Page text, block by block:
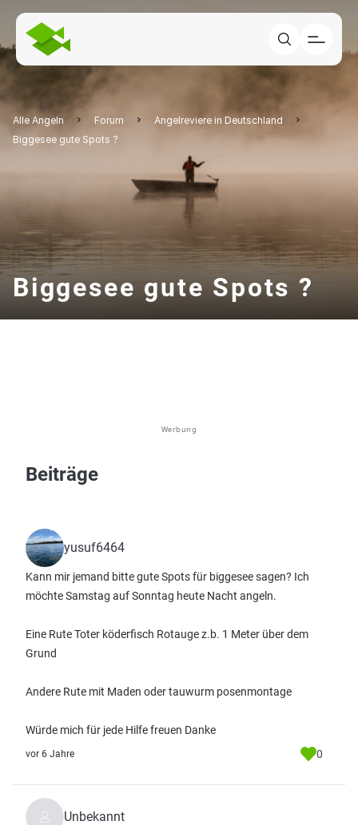
Alle Angeln Forum
Angelreviere in Deutschland
Biggesee gute Spots ?
Biggesee gute Spots ?
Werbung
Beiträge
yusuf6464
Kann mir jemand bitte gute Spots für biggesee sagen? Ich
möchte Samstag auf Sonntag heute Nacht angeln.
Eine Rute Toter köderfisch Rotauge z.b. 1 Meter über dem
Grund
Andere Rute mit Maden oder tauwurm posenmontage
Würde mich für jede Hilfe freuen Danke
vor 6 Jahre 0
Unbekannt